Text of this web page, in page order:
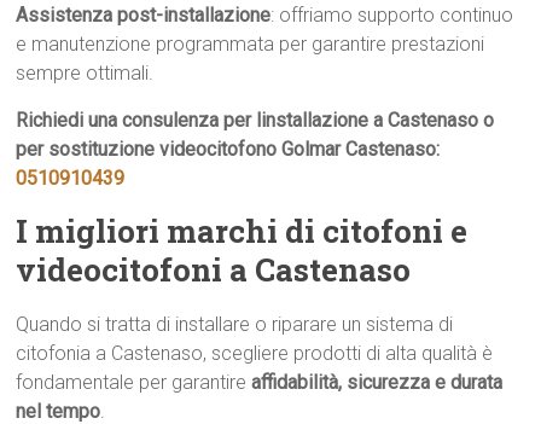
Assistenza post-installazione: offriamo supporto continuo
e manutenzione programmata per garantire prestazioni
sempre ottimali.
Richiedi una consulenza per linstallazione a Castenaso o
per sostituzione videocitofono Golmar Castenaso:
0510910439
I migliori marchi di citofoni e
videocitofoni a Castenaso
Quando si tratta di installare o riparare un sistema di
citofonia a Castenaso, scegliere prodotti di alta qualità è
fondamentale per garantireaffidabilità, sicurezza e durata
nel tempo.